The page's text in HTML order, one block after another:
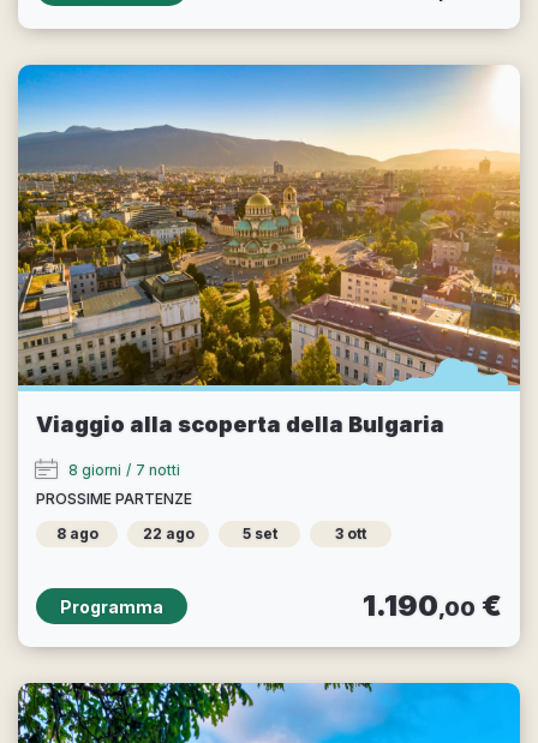
Viaggio alla scoperta della Bulgaria
8 giorni / 7 notti
PROSSIME PARTENZE
8 ago
22 ago 5 set 3 ott
Programma 1.190,00 €